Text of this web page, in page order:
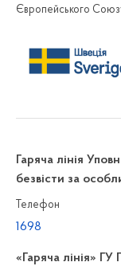
Європейського
Гаряча лінія
безвісти за
Телефон
1698
«Гаряча лінія»